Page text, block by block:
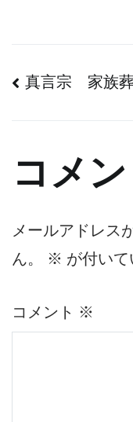
投
ナ
ゲ
ー
シ
真言宗 家族
コメ
メールアドレス
ん。
※ が付い
コメント ※